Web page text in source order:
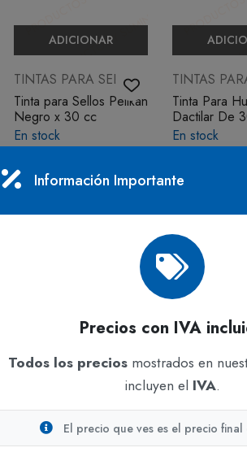
ADICIONAR
TINTAS PARA SELLOS
Tinta para Sellos Pelikan
Negro x 30 cc
En stock
$4.772
IVA incluido
TINTAS
Tinta Para
Dactilar De
En stock
ADICIONAR
Tinta para Sellos Pelikan
Azul x 30 cc
Tinta para
Roja x 500 cc
Información Importante
Precios con IVA
Todos los preciosmostrados en
incluyen el IVA.
El precio que ves es el precio final